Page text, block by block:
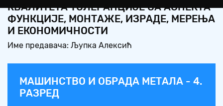
КВАЛИТЕТА ТОЛЕРАНЦИЈЕ СА АСПЕКТА
ФУНКЦИЈЕ, МОНТАЖЕ, ИЗРАДЕ, МЕРЕЊА
И ЕКОНОМИЧНОСТИ
Име предавача: Љупка Алексић
МАШИНСТВО И ОБРАДА МЕТАЛА - 4.
РАЗРЕД